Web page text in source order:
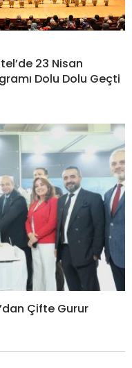
23 Nisan
Dolu Dolu Geçti
Çifte Gurur